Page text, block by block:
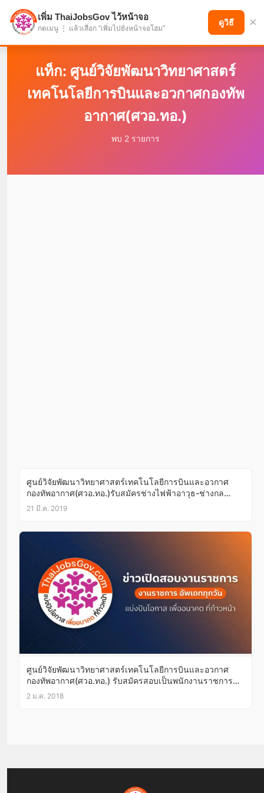
แบ่งปันโอกาส เพื่ออนาคตที่ก้าวหน้า
แท็ก: ศูนย์วิจัยพัฒนาวิทยาศาสตร์
เทคโนโลยีการบินและอวกาศกองทัพ
อากาศ(ศวอ.ทอ.)
พบ 2 รายการ
ศูนย์วิจัยพัฒนาวิทยาศาสตร์เทคโนโลยีการบินและอวกาศ
กองทัพอากาศ(ศวอ.ทอ.)รับสมัครช่างไฟฟ้าอาวุธ-ช่างกล
โรงงาน วุฒิ ปวช.บัดนี้-29มี.ค.62
21 มี.ค. 2019
ศูนย์วิจัยพัฒนาวิทยาศาสตร์เทคโนโลยีการบินและอวกาศ
กองทัพอากาศ(ศวอ.ทอ.) รับสมัครสอบเป็นพนักงานราชการ
วุฒิ ม.3/ม.6/ปวช.11-22ม.ค.61
2 ม.ค. 2018
เพิ่ม ThaiJobsGov ไว้หน้าจอ
กดเมนู ⋮ แล้วเลือก "เพิ่มไปยังหน้าจอโฮม"
ดูวิธี ×